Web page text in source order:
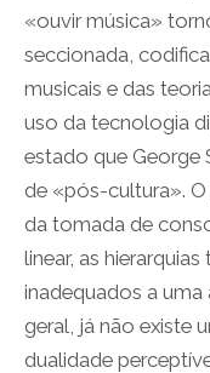
«ouvir música»
seccionada,
musicais e das
uso da tecnologia
estado que George
de «pós-cultura».
da tomada de
linear, as
inadequados a
geral, já não existe
dualidade